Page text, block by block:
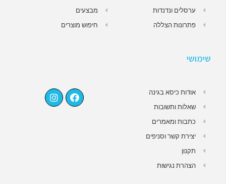
ערסלים ונדנדות
פתרונות הצללה
מבצעים
חיפוש מוצרים
שימושי
אודות כיסא בגינה
שאלות ותשובות
כתבות ומאמרים
יצירת קשר וסניפים
תקנון
הצהרת נגישות